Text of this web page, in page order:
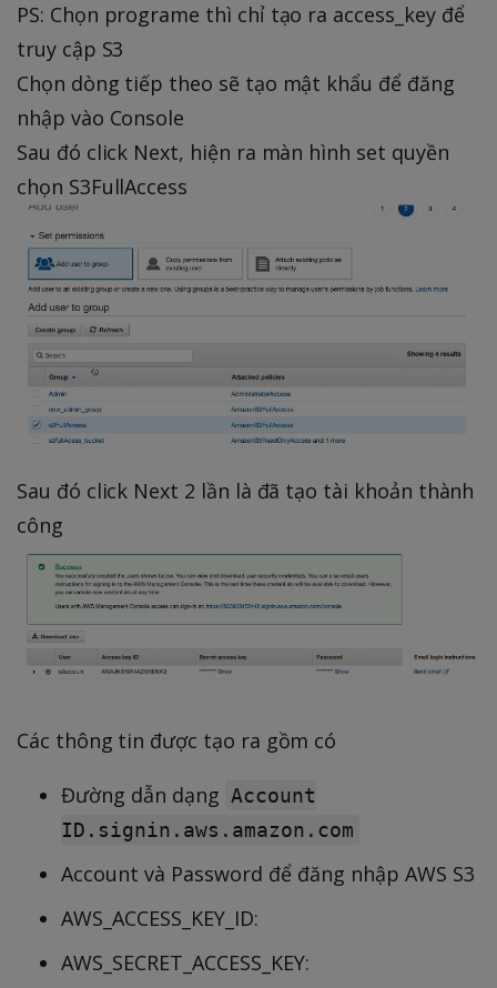
PS: Chọn programe thì chỉ tạo ra access_key để
truy cập S3
Chọn dòng tiếp theo sẽ tạo mật khẩu để đăng
nhập vào Console
Sau đó click Next, hiện ra màn hình set quyền
chọn S3FullAccess
Sau đó click Next 2 lần là đã tạo tài khoản thành
công
Các thông tin được tạo ra gồm có
Đường dẫn dạng Account
ID.signin.aws.amazon.com
Account và Password để đăng nhập AWS S3
AWS_ACCESS_KEY_ID:
AWS_SECRET_ACCESS_KEY: